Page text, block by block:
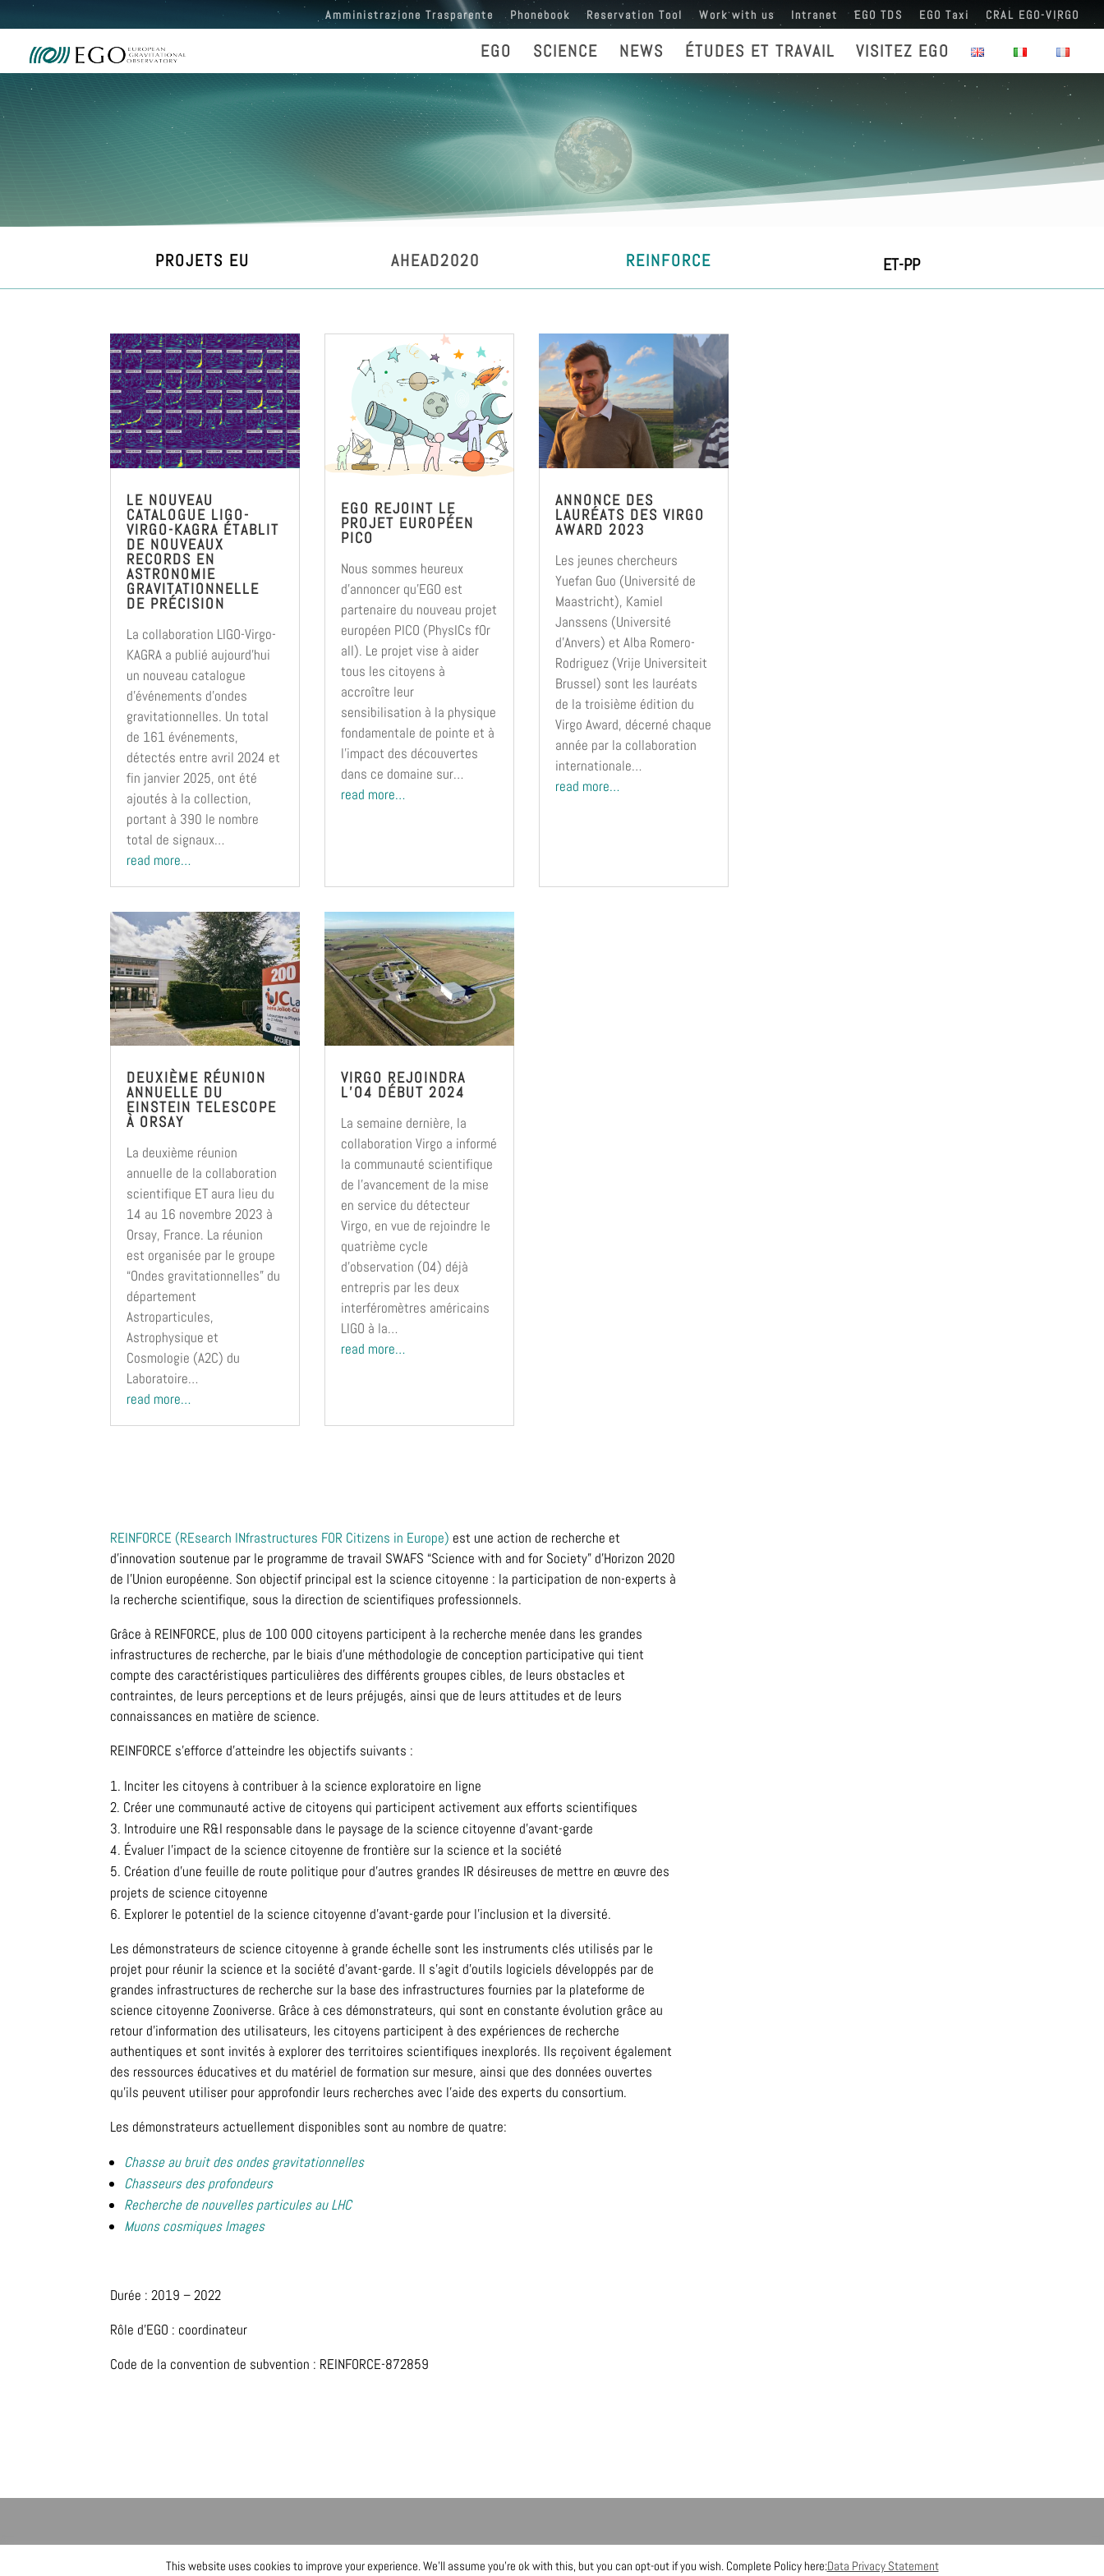
Amministrazione Trasparente Phonebook Reservation Tool Work with us Intranet EGO TDS EGO Taxi CRAL EGO-VIRGO
EGO SCIENCE NEWS ÉTUDES ET TRAVAIL VISITEZ EGO
PROJETS EU AHEAD2020 REINFORCE ET-PP
LE NOUVEAU
CATALOGUE LIGO-
VIRGO-KAGRA ÉTABLIT
DE NOUVEAUX
RECORDS EN
ASTRONOMIE
GRAVITATIONNELLE
DE PRÉCISION
La collaboration LIGO-Virgo-
KAGRA a publié aujourd’hui
un nouveau catalogue
d’événements d’ondes
gravitationnelles. Un total
de 161 événements,
détectés entre avril 2024 et
fin janvier 2025, ont été
ajoutés à la collection,
portant à 390 le nombre
total de signaux…
read more…
EGO REJOINT LE
PROJET EUROPÉEN
PICO
Nous sommes heureux
d’annoncer qu’EGO est
partenaire du nouveau projet
européen PICO (PhysICs fOr
all). Le projet vise à aider
tous les citoyens à
accroître leur
sensibilisation à la physique
fondamentale de pointe et à
l’impact des découvertes
dans ce domaine sur…
read more…
ANNONCE DES
LAURÉATS DES VIRGO
AWARD 2023
Les jeunes chercheurs
Yuefan Guo (Université de
Maastricht), Kamiel
Janssens (Université
d’Anvers) et Alba Romero-
Rodriguez (Vrije Universiteit
Brussel) sont les lauréats
de la troisième édition du
Virgo Award, décerné chaque
année par la collaboration
internationale…
read more…
DEUXIÈME RÉUNION
ANNUELLE DU
EINSTEIN TELESCOPE
À ORSAY
La deuxième réunion
annuelle de la collaboration
scientifique ET aura lieu du
14 au 16 novembre 2023 à
Orsay, France. La réunion
est organisée par le groupe
“Ondes gravitationnelles” du
département
Astroparticules,
Astrophysique et
Cosmologie (A2C) du
Laboratoire…
read more…
VIRGO REJOINDRA
L’O4 DÉBUT 2024
La semaine dernière, la
collaboration Virgo a informé
la communauté scientifique
de l’avancement de la mise
en service du détecteur
Virgo, en vue de rejoindre le
quatrième cycle
d’observation (O4) déjà
entrepris par les deux
interféromètres américains
LIGO à la…
read more…
REINFORCE (REsearch INfrastructures FOR Citizens in Europe) est une action de recherche et
d’innovation soutenue par le programme de travail SWAFS “Science with and for Society” d’Horizon 2020
de l’Union européenne. Son objectif principal est la science citoyenne : la participation de non-experts à
la recherche scientifique, sous la direction de scientifiques professionnels.
Grâce à REINFORCE, plus de 100 000 citoyens participent à la recherche menée dans les grandes
infrastructures de recherche, par le biais d’une méthodologie de conception participative qui tient
compte des caractéristiques particulières des différents groupes cibles, de leurs obstacles et
contraintes, de leurs perceptions et de leurs préjugés, ainsi que de leurs attitudes et de leurs
connaissances en matière de science.
REINFORCE s’efforce d’atteindre les objectifs suivants :
Inciter les citoyens à contribuer à la science exploratoire en ligne
Créer une communauté active de citoyens qui participent activement aux efforts scientifiques
Introduire une R&I responsable dans le paysage de la science citoyenne d’avant-garde
Évaluer l’impact de la science citoyenne de frontière sur la science et la société
Création d’une feuille de route politique pour d’autres grandes IR désireuses de mettre en œuvre des
projets de science citoyenne
Explorer le potentiel de la science citoyenne d’avant-garde pour l’inclusion et la diversité.
Les démonstrateurs de science citoyenne à grande échelle sont les instruments clés utilisés par le
projet pour réunir la science et la société d’avant-garde. Il s’agit d’outils logiciels développés par de
grandes infrastructures de recherche sur la base des infrastructures fournies par la plateforme de
science citoyenne Zooniverse. Grâce à ces démonstrateurs, qui sont en constante évolution grâce au
retour d’information des utilisateurs, les citoyens participent à des expériences de recherche
authentiques et sont invités à explorer des territoires scientifiques inexplorés. Ils reçoivent également
des ressources éducatives et du matériel de formation sur mesure, ainsi que des données ouvertes
qu’ils peuvent utiliser pour approfondir leurs recherches avec l’aide des experts du consortium.
Les démonstrateurs actuellement disponibles sont au nombre de quatre:
Chasse au bruit des ondes gravitationnelles
Chasseurs des profondeurs
Recherche de nouvelles particules au LHC
Muons cosmiques Images
Durée : 2019 – 2022
Rôle d’EGO : coordinateur
Code de la convention de subvention : REINFORCE-872859
@ Copyright EGO 2019 Data Privacy Statement Safety Gender Equality Plan Sitemap Login
This website uses cookies to improve your experience. We'll assume you're ok with this, but you can opt-out if you wish. Complete Policy here:Data Privacy Statement